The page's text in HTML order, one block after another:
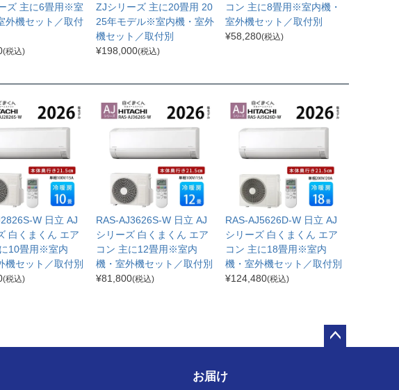
ズ 主に6畳用※室
外機セット／取付
(税込)
ZJシリーズ 主に20畳用 20
25年モデル※室内機・室外
機セット／取付別
¥198,000(税込)
コン 主に8畳用※室内機・
室外機セット／取付別
¥58,280(税込)
W 日立 AJ
白くまくん エア
10畳用※室内
機セット／取付別
(税込)
RAS-AJ3626S-W 日立 AJ
シリーズ 白くまくん エア
コン 主に12畳用※室内
機・室外機セット／取付別
¥81,800(税込)
RAS-AJ5626D-W 日立 AJ
シリーズ 白くまくん エア
コン 主に18畳用※室内
機・室外機セット／取付別
¥124,480(税込)
お届け